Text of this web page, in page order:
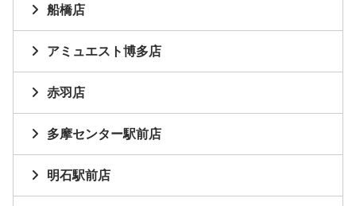
船橋店
アミュエスト博多店
赤羽店
多摩センター駅前店
明石駅前店